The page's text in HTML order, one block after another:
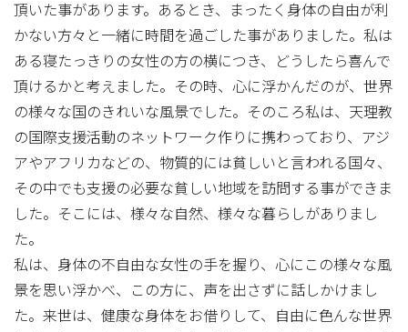
頂いた事があります。あるとき、まったく身体の自由が利
かない方々と一緒に時間を過ごした事がありました。私は
ある寝たっきりの女性の方の横につき、どうしたら喜んで
頂けるかと考えました。その時、心に浮かんだのが、世界
の様々な国のきれいな風景でした。そのころ私は、天理教
の国際支援活動のネットワーク作りに携わっており、アジ
アやアフリカなどの、物質的には貧しいと言われる国々、
その中でも支援の必要な貧しい地域を訪問する事ができま
した。そこには、様々な自然、様々な暮らしがありまし
た。
私は、身体の不自由な女性の手を握り、心にこの様々な風
景を思い浮かべ、この方に、声を出さずに話しかけまし
た。来世は、健康な身体をお借りして、自由に色んな世界